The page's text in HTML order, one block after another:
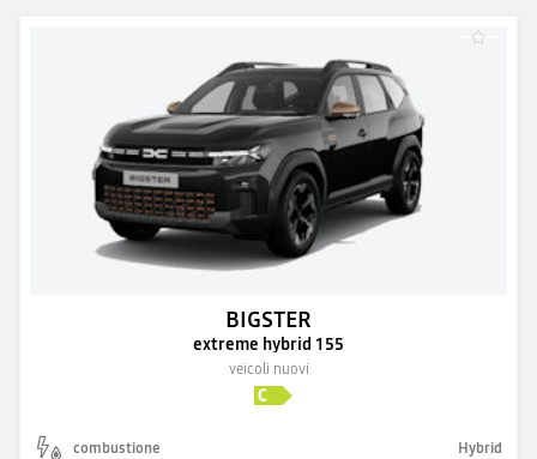
BIGSTER
extreme hybrid 155
veicoli nuovi
combustione Hybrid